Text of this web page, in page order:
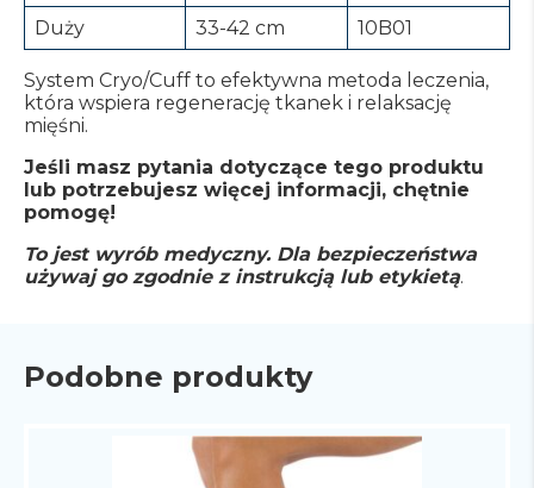
Duży 33-42 cm 10B01
System Cryo/Cuff to efektywna metoda leczenia,
która wspiera regenerację tkanek i relaksację
mięśni.
Jeśli masz pytania dotyczące tego produktu
lub potrzebujesz więcej informacji, chętnie
pomogę!
To jest wyrób medyczny. Dla bezpieczeństwa
używaj go zgodnie z instrukcją lub etykietą.
Podobne produkty